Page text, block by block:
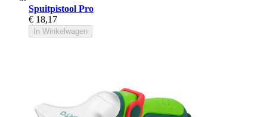
Spuitpistool Pro
€ 18,17
In Winkelwagen